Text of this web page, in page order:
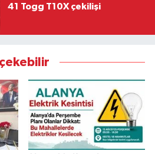
41 Togg T10X çekilişi